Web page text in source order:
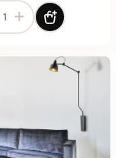
kleur platinum Ø
LED wandlamp